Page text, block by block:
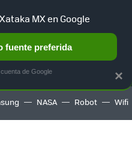
AUTO TERRITORIO
NASA Robot Wifi
×
MX en Google
fuente preferida
de Google